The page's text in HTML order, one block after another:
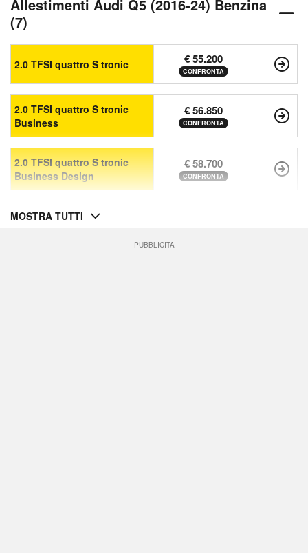
Allestimenti Audi Q5 (2016-24) Benzina
(7)
2.0 TFSI quattro S tronic € 55.200
CONFRONTA
2.0 TFSI quattro S tronic
Business
€ 56.850
CONFRONTA
2.0 TFSI quattro S tronic
Business Design
€ 58.700
CONFRONTA
MOSTRA TUTTI
PUBBLICITÀ